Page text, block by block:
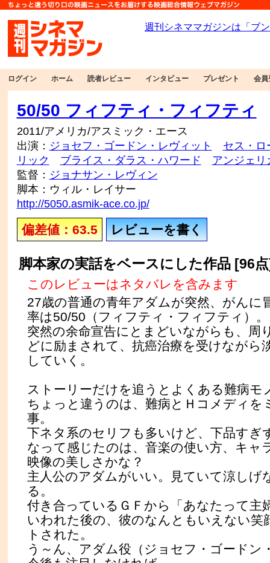
ログイン ホーム 読者レビュー インタビュー プレゼント 会員
50/50 フィフティ・フィフティ
2011/アメリカ/アスミック・エース
出演： ジョセフ・ゴードン・レヴィット
セス・ロ
リック
ブライス・ダラス・ハワード
アンジェリ
監督： ジョナサン・レヴィン
脚本：ウィル・レイサー
http://5050.asmik-ace.co.jp/
偏差値：63.5 レビューを書く
脚本家の実話をベースにした作品 [96
このレビューはネタバレを含みます
27歳の普通の青年アダムが突然、がんに
率は50/50（フィフティ・フィフティ）。
突然の余命宣告にとまどいながらも、周
どに励まされて、抗癌治療を受けながら
していく。
ストーリーだけを追うとよくある難病モ
ちょっと違うのは、難病とＨコメディを
事。
下ネタ系のセリフも多いけど、下品すぎ
なって感じたのは、音楽の使い方、キャ
映像の美しさかな？
主人公のアダムがいい。見ていて涼しげ
る。
付き合っているＧＦから「あなたって主
いわれた後の、彼のなんともいえない笑
トされた。
う～ん、アダム役（ジョセフ・ゴードン